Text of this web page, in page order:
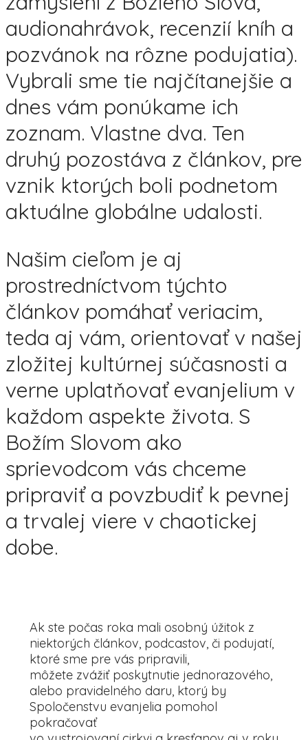
audionahrávok, recenzií kníh a
pozvánok na rôzne podujatia).
Vybrali sme tie najčítanejšie a
dnes vám ponúkame ich
zoznam. Vlastne dva. Ten
druhý pozostáva z článkov, pre
vznik ktorých boli podnetom
aktuálne globálne udalosti.
Našim cieľom je aj
prostredníctvom týchto
článkov pomáhať veriacim,
teda aj vám, orientovať v našej
zložitej kultúrnej súčasnosti a
verne uplatňovať evanjelium v
každom aspekte života. S
Božím Slovom ako
sprievodcom vás chceme
pripraviť a povzbudiť k pevnej
a trvalej viere v chaotickej
dobe.
Ak ste počas roka mali osobný úžitok z
niektorých článkov, podcastov, či podujatí,
ktoré sme pre vás pripravili,
môžete zvážiť poskytnutie jednorazového,
alebo pravidelného daru, ktorý by
Spoločenstvu evanjelia pomohol
pokračovať